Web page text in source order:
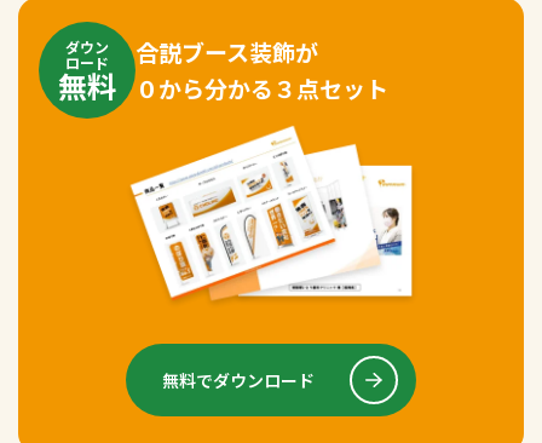
ダウン
ロード
無料
合説ブース装飾が
０から分かる３点セット
無料でダウンロード